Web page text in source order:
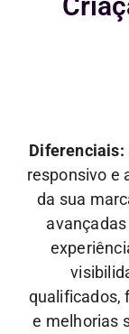
Diferenciais:
responsivo e
da sua
qualificados,
e melhorias